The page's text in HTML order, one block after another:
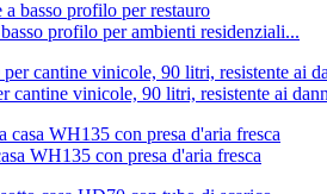
profilo per ambienti residenziali...
vinicole, 90 litri, resistente ai
WH135 con presa d'aria fresca